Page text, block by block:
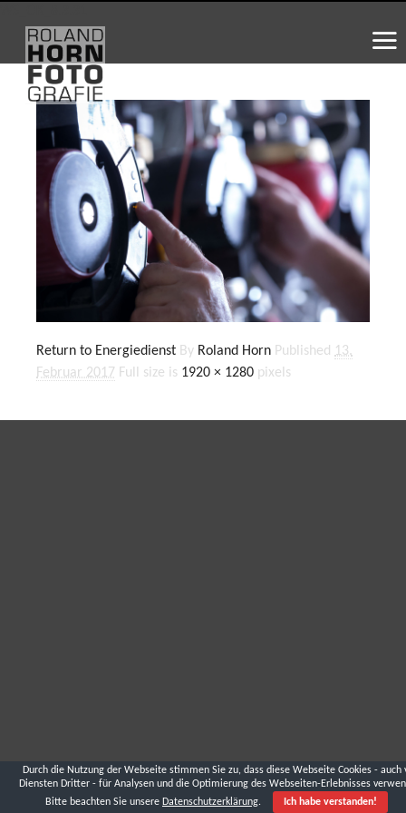
Return to Energiedienst By Roland Horn Published 13.
Februar 2017 Full size is 1920 × 1280 pixels
Durch die Nutzung der Webseite stimmen Sie zu, dass diese Webseite Cookies - auch
Diensten Dritter - für Analysen und die Optimierung des Webseiten-Erlebnisses
Bitte beachten Sie unsere Datenschutzerklärung. Ich habe verstanden!